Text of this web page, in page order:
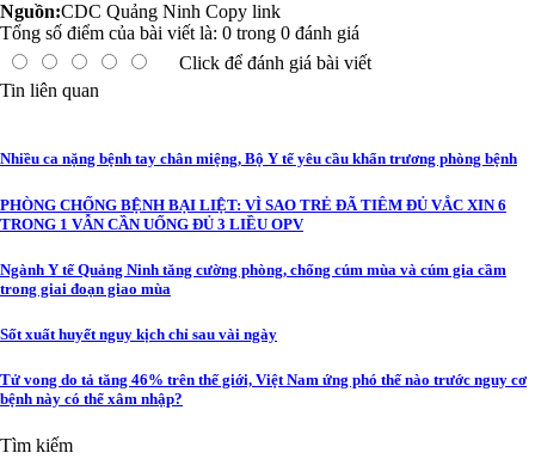
Nguồn:CDC Quảng Ninh Copy link
Tổng số điểm của bài viết là: 0 trong 0 đánh giá
Click để đánh giá bài viết
Tin liên quan
Nhiều ca nặng bệnh tay chân miệng, Bộ Y tế yêu cầu khẩn trương phòng bệnh
PHÒNG CHỐNG BỆNH BẠI LIỆT: VÌ SAO TRẺ ĐÃ TIÊM ĐỦ VẮC XIN 6
TRONG 1 VẪN CẦN UỐNG ĐỦ 3 LIỀU OPV
Ngành Y tế Quảng Ninh tăng cường phòng, chống cúm mùa và cúm gia cầm
trong giai đoạn giao mùa
Sốt xuất huyết nguy kịch chỉ sau vài ngày
Tử vong do tả tăng 46% trên thế giới, Việt Nam ứng phó thế nào trước nguy cơ
bệnh này có thể xâm nhập?
Tìm kiếm